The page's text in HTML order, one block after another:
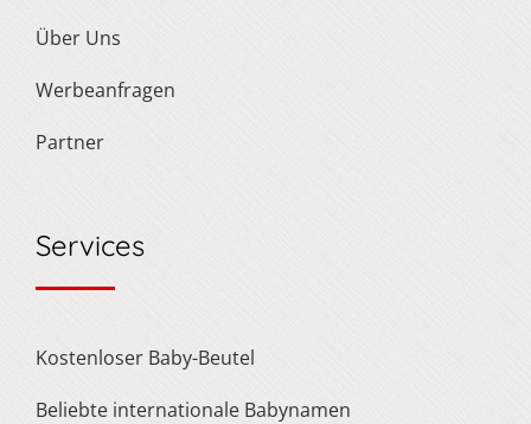
Über Uns
Werbeanfragen
Partner
Services
Kostenloser Baby-Beutel
Beliebte internationale Babynamen